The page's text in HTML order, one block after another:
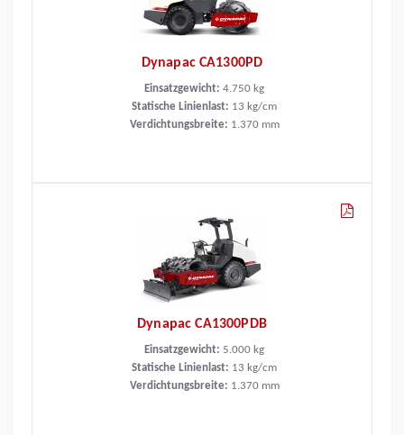
Dynapac CA1300PD
Einsatzgewicht: 4.750 kg
Statische Linienlast: 13 kg/cm
Verdichtungsbreite: 1.370 mm
Dynapac CA1300PDB
Einsatzgewicht: 5.000 kg
Statische Linienlast: 13 kg/cm
Verdichtungsbreite: 1.370 mm